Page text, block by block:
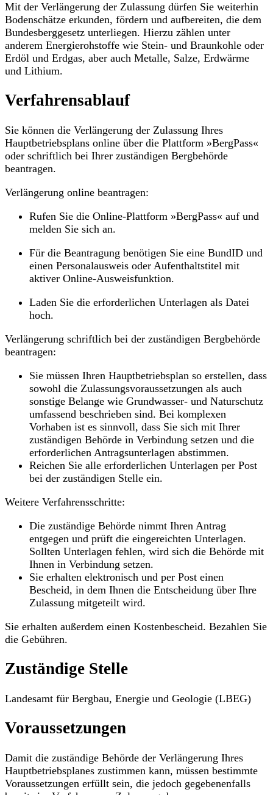
Mit der Verlängerung der Zulassung dürfen Sie weiterhin
Bodenschätze erkunden, fördern und aufbereiten, die dem
Bundesberggesetz unterliegen. Hierzu zählen unter
anderem Energierohstoffe wie Stein- und Braunkohle oder
Erdöl und Erdgas, aber auch Metalle, Salze, Erdwärme
und Lithium.
Verfahrensablauf
Sie können die Verlängerung der Zulassung Ihres
Hauptbetriebsplans online über die Plattform »BergPass«
oder schriftlich bei Ihrer zuständigen Bergbehörde
beantragen.
Verlängerung online beantragen:
Rufen Sie die Online-Plattform »BergPass« auf und
melden Sie sich an.
Für die Beantragung benötigen Sie eine BundID und
einen Personalausweis oder Aufenthaltstitel mit
aktiver Online-Ausweisfunktion.
Laden Sie die erforderlichen Unterlagen als Datei
hoch.
Verlängerung schriftlich bei der zuständigen Bergbehörde
beantragen:
Sie müssen Ihren Hauptbetriebsplan so erstellen, dass
sowohl die Zulassungsvoraussetzungen als auch
sonstige Belange wie Grundwasser- und Naturschutz
umfassend beschrieben sind. Bei komplexen
Vorhaben ist es sinnvoll, dass Sie sich mit Ihrer
zuständigen Behörde in Verbindung setzen und die
erforderlichen Antragsunterlagen abstimmen.
Reichen Sie alle erforderlichen Unterlagen per Post
bei der zuständigen Stelle ein.
Weitere Verfahrensschritte:
Die zuständige Behörde nimmt Ihren Antrag
entgegen und prüft die eingereichten Unterlagen.
Sollten Unterlagen fehlen, wird sich die Behörde mit
Ihnen in Verbindung setzen.
Sie erhalten elektronisch und per Post einen
Bescheid, in dem Ihnen die Entscheidung über Ihre
Zulassung mitgeteilt wird.
Sie erhalten außerdem einen Kostenbescheid. Bezahlen Sie
die Gebühren.
Zuständige Stelle
Landesamt für Bergbau, Energie und Geologie (LBEG)
Voraussetzungen
Damit die zuständige Behörde der Verlängerung Ihres
Hauptbetriebsplanes zustimmen kann, müssen bestimmte
Voraussetzungen erfüllt sein, die jedoch gegebenenfalls